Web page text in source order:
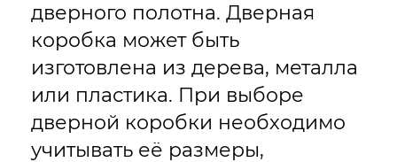
дверного полотна. Дверная
коробка может быть
изготовлена из дерева, металла
или пластика. При выборе
дверной коробки необходимо
учитывать её размеры,